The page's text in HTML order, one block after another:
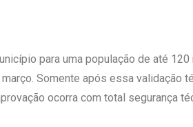
para uma população de até
Somente após essa validação
ocorra com total segurança